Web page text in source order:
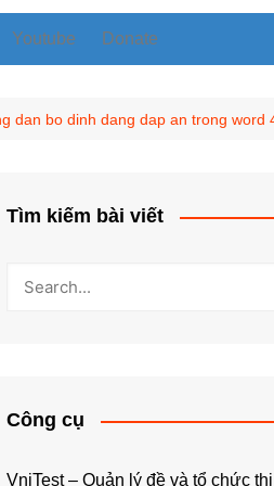
Tài liệu Python
Youtube Donate
dan bo dinh dang dap an trong word
Tìm kiếm bài viết
Công cụ
VniTest – Quản lý đề và tổ chức thi